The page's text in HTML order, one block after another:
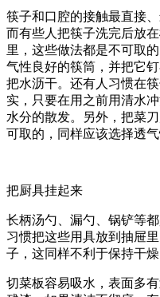
筷子和口腔的接触最直接
而有些人把筷子洗完后放
里，这些做法都是不可取
气性良好的筷筒，并把它
把水沥干。还有人习惯在
实，只要在用之前用清水
水分的散发。另外，把菜
可取的，同样应该选择透气
把厨具挂起来
长柄汤勺、漏勺、锅铲等
习惯把这些用具放到抽屉
子，这同样不利于保持干燥
切菜板容易吸水，表面多